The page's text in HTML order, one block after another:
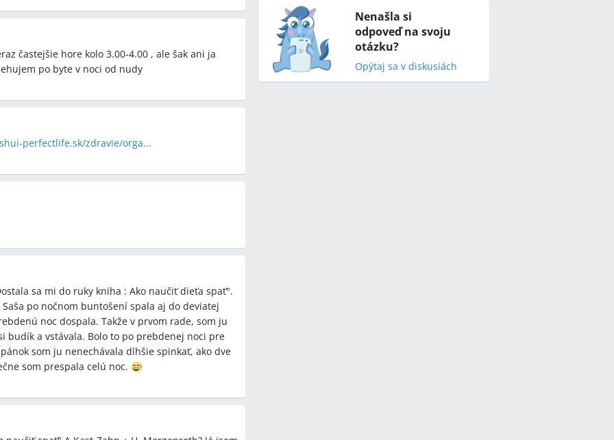
naučiť dieťa spať (názvová
o 7:00,obmedzenie popoludňajšieho
shui)
častejšie hore kolo 3.00-4.00 , ale šak ani ja
po byte v noci od nudy
perfectlife.sk/zdravie/orga...
sa mi do ruky kniha : Ako naučiť dieťa spať".
po nočnom buntošení spala aj do deviatej
noc dospala. Takže v prvom rade, som ju
budík a vstávala. Bolo to po prebdenej noci pre
som ju nenechávala dlhšie spinkať, ako dve
som prespala celú noc.
Nenašla si
odpoveď na svoju
otázku?
Opýtaj sa v diskusiách